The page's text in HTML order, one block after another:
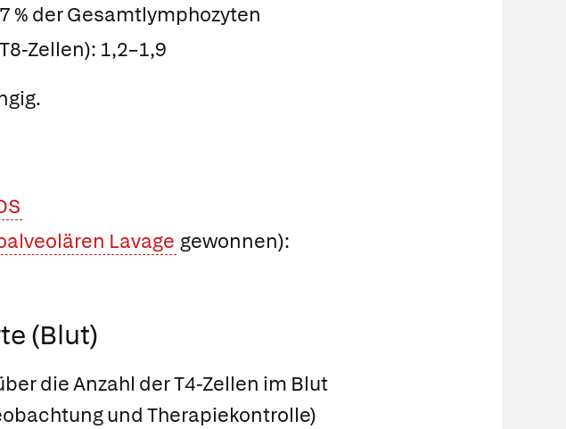
% der Gesamtlymphozyten
Zellen): 1,2–1,9
Lavage gewonnen):
(Blut)
die Anzahl der T4-Zellen im Blut
und Therapiekontrolle)